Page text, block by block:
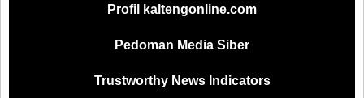
Profil kaltengonline.com
Pedoman Media Siber
Trustworthy News Indicators